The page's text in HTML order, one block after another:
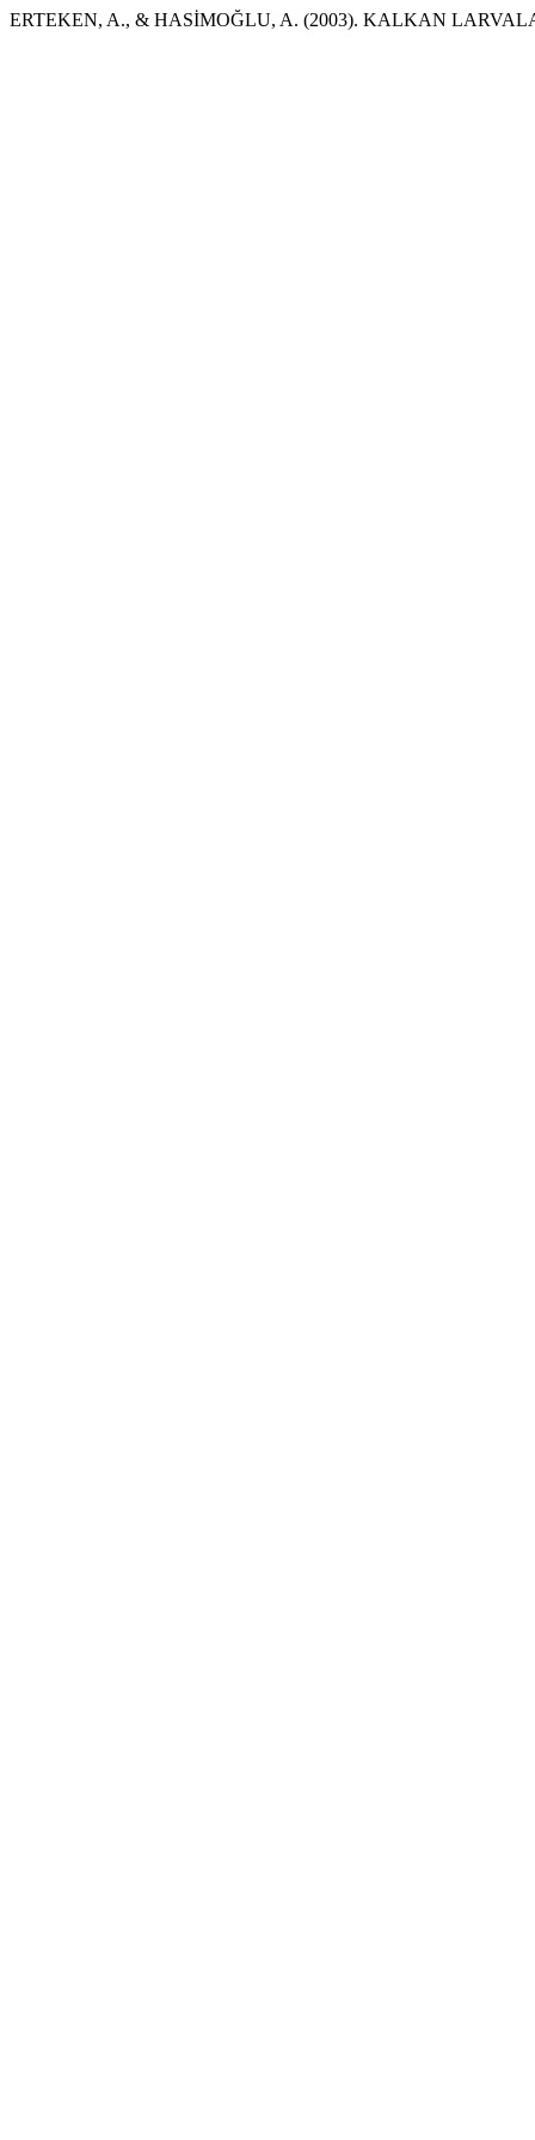
ERTEKEN, A., & HASİMOĞLU, A. (2003). KALKAN